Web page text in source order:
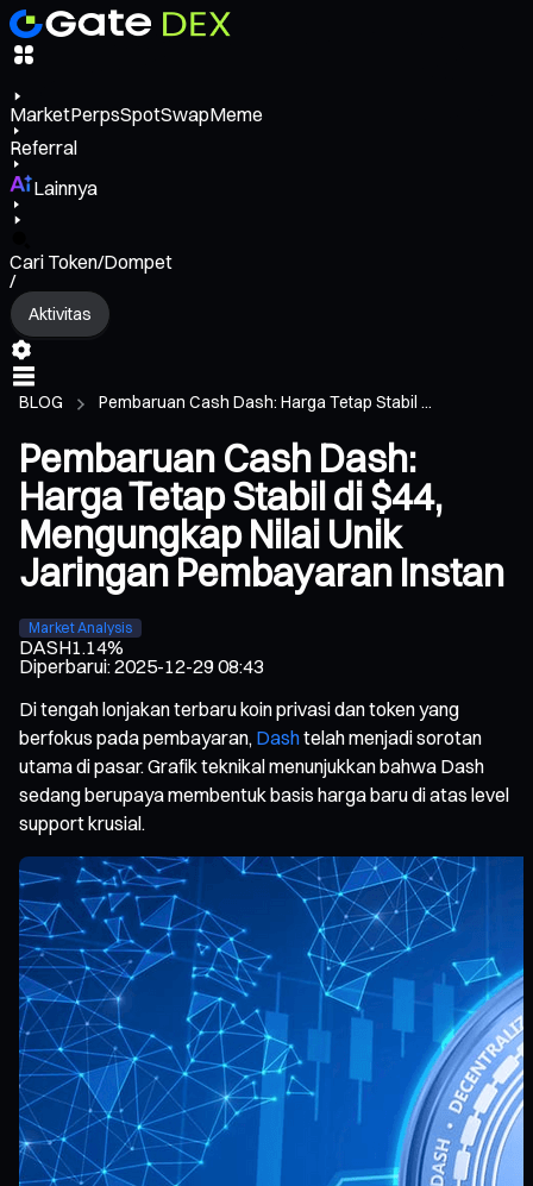
MarketPerpsSpotSwapMeme
Referral
Lainnya
Cari Token/Dompet
/
Aktivitas
BLOG Pembaruan Cash Dash: Harga Tetap Stabil ...
Pembaruan Cash Dash:
Harga Tetap Stabil di $44,
Mengungkap Nilai Unik
Jaringan Pembayaran Instan
Market Analysis
DASH1.14%
Diperbarui:2025-12-29 08:43
Di tengah lonjakan terbaru koin privasi dan token yang
berfokus pada pembayaran, Dashtelah menjadi sorotan
utama di pasar. Grafik teknikal menunjukkan bahwa Dash
sedang berupaya membentuk basis harga baru di atas level
support krusial.